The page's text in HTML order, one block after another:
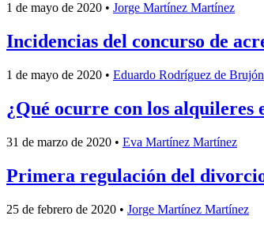
1 de mayo de 2020 • Jorge Martínez Martínez
Incidencias del concurso de
1 de mayo de 2020 • Eduardo Rodríguez de Brujón
¿Qué ocurre con los alquileres
31 de marzo de 2020 • Eva Martínez Martínez
Primera regulación del
25 de febrero de 2020 • Jorge Martínez Martínez